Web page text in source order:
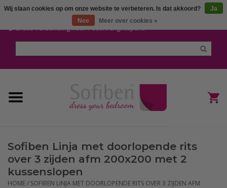
Gratis verzending naar Post.nl afgiftepunt
Mijn account / Registreren
Dekbedovertrekken
(Hoes) Laken en Lakensets
Sofiben Outlet
Sofiben Linja met doorlopende rits
over 3 zijden afm 200x200 met 2
kussenslopen
HOME/ SOFIBEN LINJA MET DOORLOPENDE RITS OVER 3 ZIJDEN AFM
Wij slaan cookies op om onze website te verbeteren. Is dat akkoord?
Ja
Nee
Meer over cookies »